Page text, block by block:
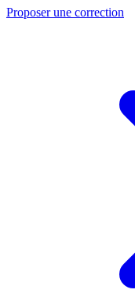
Proposer une correction